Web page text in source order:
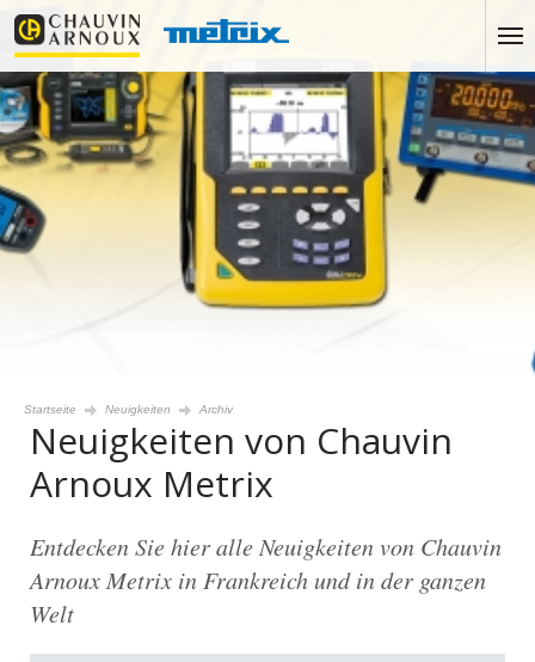
Startseite Neuigkeiten Archiv
Neuigkeiten von Chauvin
Arnoux Metrix
Entdecken Sie hier alle Neuigkeiten von Chauvin
Arnoux Metrix in Frankreich und in der ganzen
Welt